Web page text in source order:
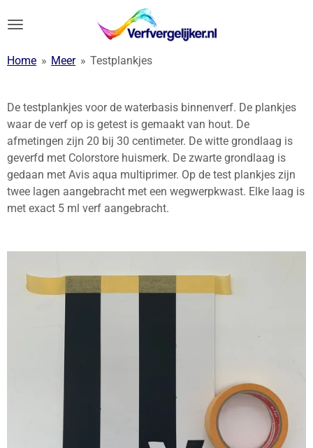
direct
de
Home » Meer » Testplankjes
De testplankjes voor de waterbasis binnenverf. De plankjes
waar de verf op is getest is gemaakt van hout. De
afmetingen zijn 20 bij 30 centimeter. De witte grondlaag is
geverfd met Colorstore huismerk. De zwarte grondlaag is
gedaan met Avis aqua multiprimer. Op de test plankjes zijn
twee lagen aangebracht met een wegwerpkwast. Elke laag is
met exact 5 ml verf aangebracht.